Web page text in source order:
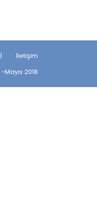
İletişim
-Mayıs 2018